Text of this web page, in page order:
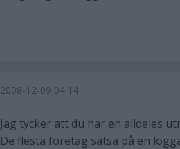
2008-12-09 04:14
Jag tycker att du har en alldeles
De flesta företag satsa på en